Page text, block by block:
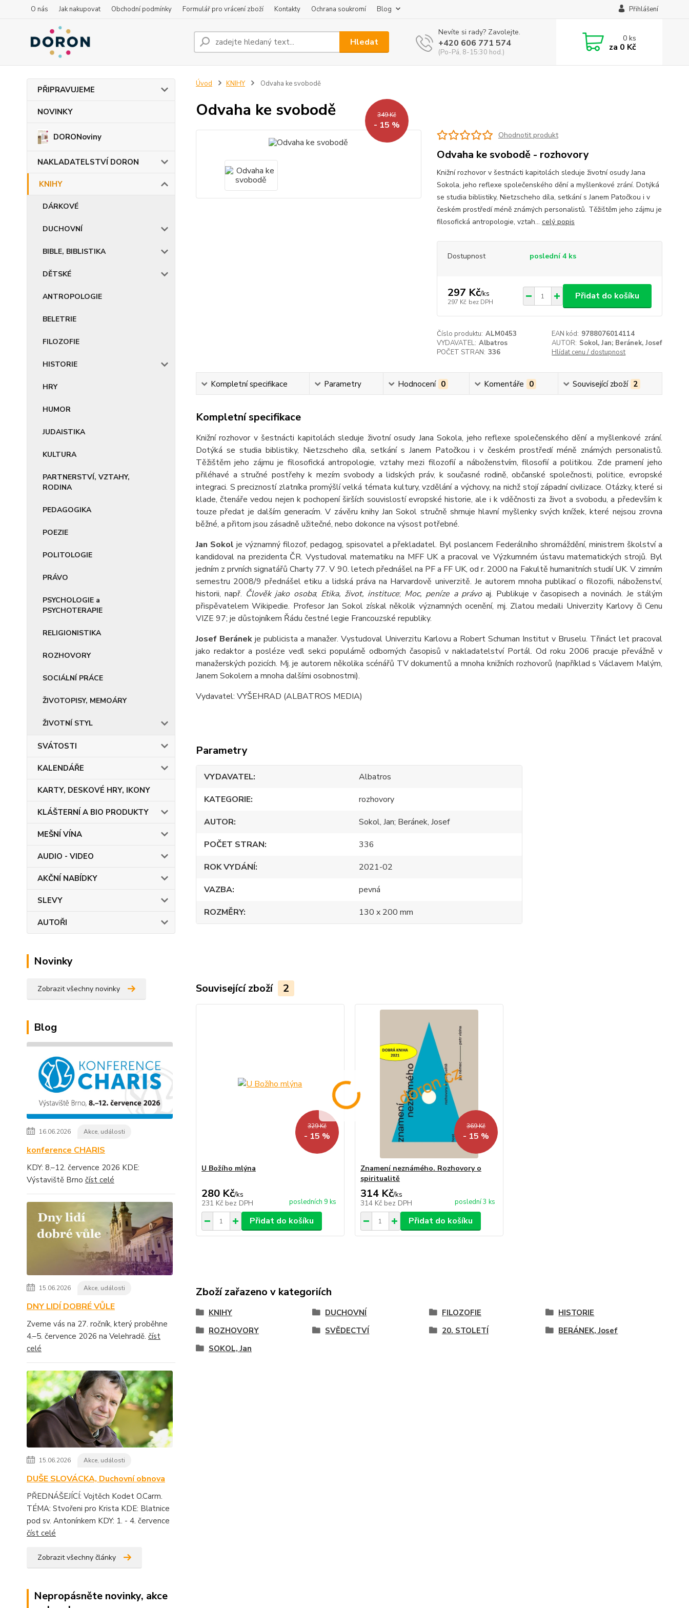
O nás Jak nakupovat Obchodní podmínky Formulář pro vrácení zboží Kontakty Ochrana soukromí Blog Přihlášení
Hledat
Nevíte si rady? Zavolejte.
+420 606 771 574
(Po-Pá, 8-15:30 hod.)
0ks
za 0 Kč
PŘIPRAVUJEME
NOVINKY
DORONoviny
NAKLADATELSTVÍ DORON
KNIHY
DÁRKOVÉ
DUCHOVNÍ
BIBLE, BIBLISTIKA
DĚTSKÉ
ANTROPOLOGIE
BELETRIE
FILOZOFIE
HISTORIE
HRY
HUMOR
JUDAISTIKA
KULTURA
PARTNERSTVÍ, VZTAHY,
RODINA
PEDAGOGIKA
POEZIE
POLITOLOGIE
PRÁVO
PSYCHOLOGIE a
PSYCHOTERAPIE
RELIGIONISTIKA
ROZHOVORY
SOCIÁLNÍ PRÁCE
ŽIVOTOPISY, MEMOÁRY
ŽIVOTNÍ STYL
SVÁTOSTI
KALENDÁŘE
KARTY, DESKOVÉ HRY, IKONY
KLÁŠTERNÍ A BIO PRODUKTY
MEŠNÍ VÍNA
AUDIO - VIDEO
AKČNÍ NABÍDKY
SLEVY
AUTOŘI
Novinky
Zobrazit všechny novinky
Blog
16.06.2026 Akce, události
konference CHARIS
KDY: 8.–12. července 2026 KDE:
Výstaviště Brno číst celé
15.06.2026 Akce, události
DNY LIDÍ DOBRÉ VŮLE
Zveme vás na 27. ročník, který proběhne
4.–5. července 2026 na Velehradě. číst
celé
15.06.2026 Akce, události
DUŠE SLOVÁCKA, Duchovní obnova
PŘEDNÁŠEJÍCÍ: Vojtěch Kodet O.Carm.
TÉMA: Stvořeni pro Krista KDE: Blatnice
pod sv. Antonínkem KDY: 1. - 4. července
číst celé
Zobrazit všechny články
Nepropásněte novinky, akce
Úvod KNIHY Odvaha ke svobodě
Odvaha ke svobodě 349 Kč
- 15 %
Ohodnotit produkt
Odvaha ke svobodě - rozhovory
Knižní rozhovor v šestnácti kapitolách sleduje životní osudy Jana
Sokola, jeho reflexe společenského dění a myšlenkové zrání. Dotýká
se studia biblistiky, Nietzscheho díla, setkání s Janem Patočkou i v
českém prostředí méně známých personalistů. Těžištěm jeho zájmu je
filosofická antropologie, vztah... celý popis
Dostupnost poslední 4 ks
297 Kč/ks
297 Kč bez DPH
Přidat do košíku
Číslo produktu: ALM0453 EAN kód: 9788076014114
VYDAVATEL: Albatros AUTOR: Sokol, Jan; Beránek, Josef
POČET STRAN: 336 Hlídat cenu / dostupnost
Kompletní specifikace Parametry Hodnocení 0 Komentáře 0 Související zboží 2
Kompletní specifikace
Knižní rozhovor v šestnácti kapitolách sleduje životní osudy Jana Sokola, jeho reflexe společenského dění a myšlenkové zrání.
Dotýká se studia biblistiky, Nietzscheho díla, setkání s Janem Patočkou i v českém prostředí méně známých personalistů.
Těžištěm jeho zájmu je filosofická antropologie, vztahy mezi filozofií a náboženstvím, filosofií a politikou. Zde pramení jeho
přiléhavé a stručné postřehy k mezím svobody a lidských práv, k současné rodině, občanské společnosti, politice, evropské
integraci. S precizností zlatníka promýšlí velká témata kultury, vzdělání a výchovy, na nichž stojí západní civilizace. Otázky, které si
klade, čtenáře vedou nejen k pochopení širších souvislostí evropské historie, ale i k vděčnosti za život a svobodu, a především k
touze předat je dalším generacím. V závěru knihy Jan Sokol stručně shrnuje hlavní myšlenky svých knížek, které nejsou zrovna
běžné, a přitom jsou zásadně užitečné, nebo dokonce na výsost potřebné.
Jan Sokol je významný filozof, pedagog, spisovatel a překladatel. Byl poslancem Federálního shromáždění, ministrem školství a
kandidoval na prezidenta ČR. Vystudoval matematiku na MFF UK a pracoval ve Výzkumném ústavu matematických strojů. Byl
jedním z prvních signatářů Charty 77. V 90. letech přednášel na PF a FF UK, od r. 2000 na Fakultě humanitních studií UK. V zimním
semestru 2008/9 přednášel etiku a lidská práva na Harvardově univerzitě. Je autorem mnoha publikací o filozofii, náboženství,
historii, např. Člověk jako osoba; Etika, život, instituce; Moc, peníze a právoaj. Publikuje v časopisech a novinách. Je stálým
přispěvatelem Wikipedie. Profesor Jan Sokol získal několik významných ocenění, mj. Zlatou medaili Univerzity Karlovy či Cenu
VIZE 97; je důstojníkem Řádu čestné legie Francouzské republiky.
Josef Beránekje publicista a manažer. Vystudoval Univerzitu Karlovu a Robert Schuman Institut v Bruselu. Třináct let pracoval
jako redaktor a posléze vedl sekci populárně odborných časopisů v nakladatelství Portál. Od roku 2006 pracuje převážně v
manažerských pozicích. Mj. je autorem několika scénářů TV dokumentů a mnoha knižních rozhovorů (například s Václavem Malým,
Janem Sokolem a mnoha dalšími osobnostmi).
Vydavatel: VYŠEHRAD (ALBATROS MEDIA)
Parametry
VYDAVATEL
Albatros
KATEGORIE
rozhovory
AUTOR
Sokol, Jan; Beránek, Josef
POČET STRAN
336
ROK VYDÁNÍ
2021-02
VAZBA
pevná
ROZMĚRY
130 x 200 mm
Související zboží 2
329 Kč
- 15 %
U Božího mlýna
280 Kč/ks
231 Kč bez DPH posledních 9 ks
Přidat do košíku
369 Kč
- 15 %
Znamení neznámého. Rozhovory o
spiritualitě
314 Kč/ks
314 Kč bez DPH poslední 3 ks
Přidat do košíku
Zboží zařazeno v kategoriích
KNIHY DUCHOVNÍ FILOZOFIE
HISTORIE
ROZHOVORY
SVĚDECTVÍ 20. STOLETÍ
BERÁNEK, Josef
SOKOL, Jan